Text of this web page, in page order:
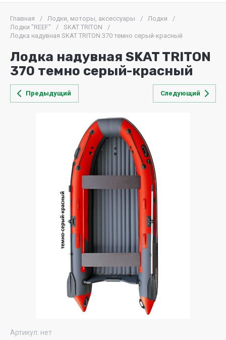
Главная / Лодки, моторы, аксессуары / Лодки
/
Лодки "REEF"
/ SKAT TRITON
/
Лодка надувная SKAT TRITON 370 темно серый-красный
Лодка надувная SKAT TRITON
370 темно серый-красный
Предыдущий Следующий
Артикул: нет